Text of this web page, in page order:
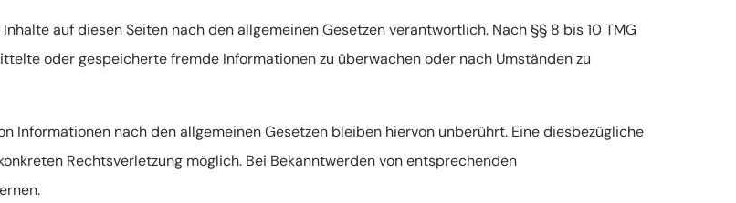
auf diesen Seiten nach den allgemeinen Gesetzen verantwortlich. Nach §§ 8 bis 10 TMG
oder gespeicherte fremde Informationen zu überwachen oder nach Umständen zu
Informationen nach den allgemeinen Gesetzen bleiben hiervon unberührt. Eine diesbezügliche
Rechtsverletzung möglich. Bei Bekanntwerden von entsprechenden